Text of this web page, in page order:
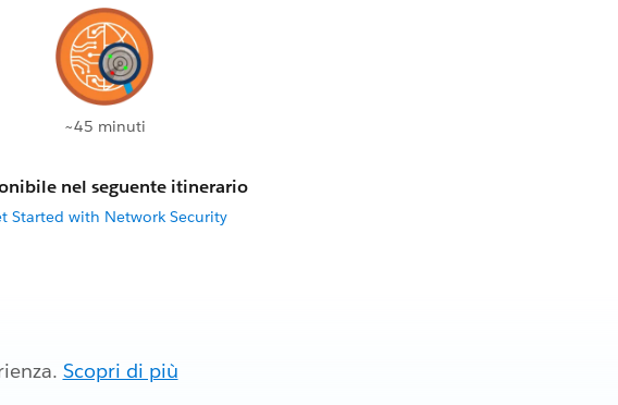
~45 minuti
nel seguente itinerario
Started with Network Security
Scopri di più